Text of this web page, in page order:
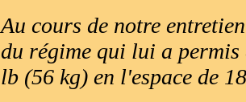
Au cours de notre
du régime qui lui a permis
lb (56 kg) en l'espace de